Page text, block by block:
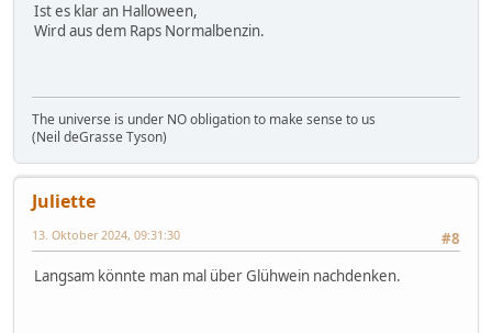
Ist es klar an Halloween,
Wird aus dem Raps Normalbenzin.
The universe is under NO obligation to make sense to us
(Neil deGrasse Tyson)
Juliette
#8
13. Oktober 2024, 09:31:30
Langsam könnte man mal über Glühwein nachdenken.